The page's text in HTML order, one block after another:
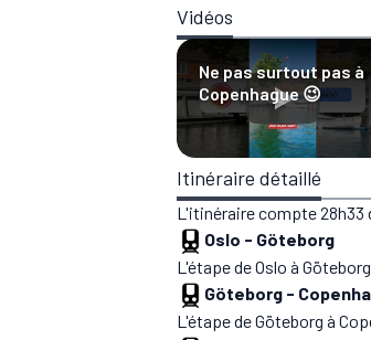
Vidéos
Ne pas surtout pas à
Copenhague 😉
Itinéraire détaillé
L'itinéraire compte
Oslo - Göteborg
L'étape de Oslo à
Göteborg -
L'étape de Göteborg à